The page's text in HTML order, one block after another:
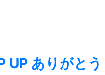
UP ありがとう